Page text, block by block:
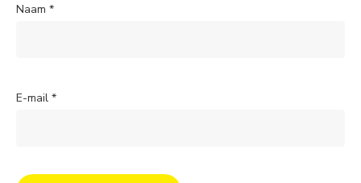
Naam *
E-mail *